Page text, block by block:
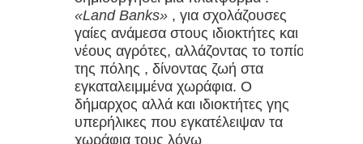
Μετά τα 50, σταμάτα να τρως ΑΥΤΟ
το «υγιεινό» πρωινό (Σου κλέβει την
ενέργεια και μπλοκάρει τον
μεταβολισμό σου
«Land Banks» , για σχολάζουσες
γαίες ανάμεσα στους ιδιοκτήτες και
νέους αγρότες, αλλάζοντας το τοπίο
της πόλης , δίνοντας ζωή στα
εγκαταλειμμένα χωράφια. Ο
δήμαρχος αλλά και ιδιοκτήτες γης
υπερήλικες που εγκατέλειψαν τα
χωράφια τους λόγω